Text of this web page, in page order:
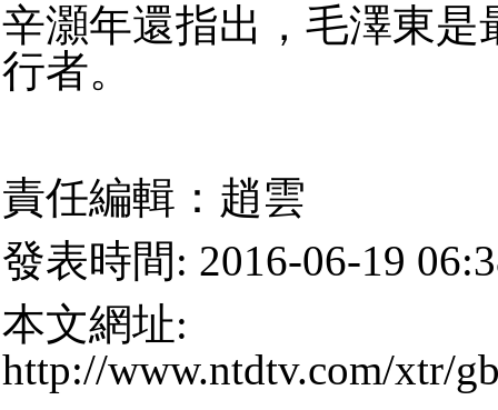
辛灝年還指出，毛澤東
行者。
責任編輯：趙雲
發表時間: 2016-06-19
本文網址:
http://www.ntdtv.com/xtr/